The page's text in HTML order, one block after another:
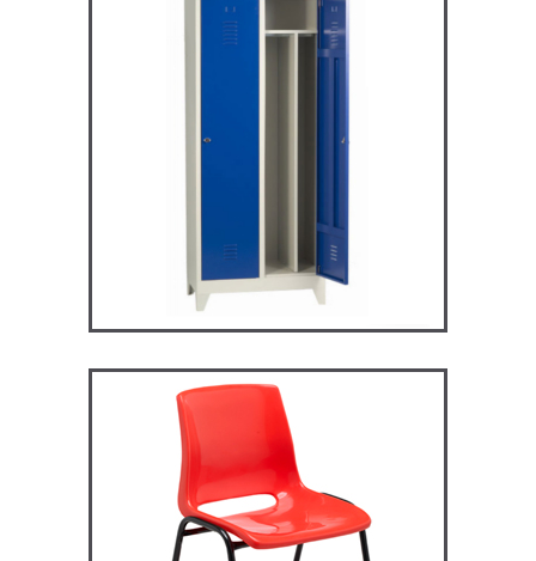
ARV2S – Vestiaire industrie
salissante
ST119 – Rick – Chaise
Primaire, collège et
secondaire
CHAISES ET BANCS